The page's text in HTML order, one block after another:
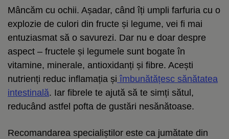
Mâncăm cu ochii. Așadar, când îți umpli farfuria cu o
explozie de culori din fructe și legume, vei fi mai
entuziasmat să o savurezi. Dar nu e doar despre
aspect – fructele și legumele sunt bogate în
vitamine, minerale, antioxidanți și fibre. Acești
nutrienți reduc inflamația și îmbunătățesc sănătatea
intestinală. Iar fibrele te ajută să te simți sătul,
reducând astfel pofta de gustări nesănătoase.
Recomandarea specialiștilor este ca jumătate din